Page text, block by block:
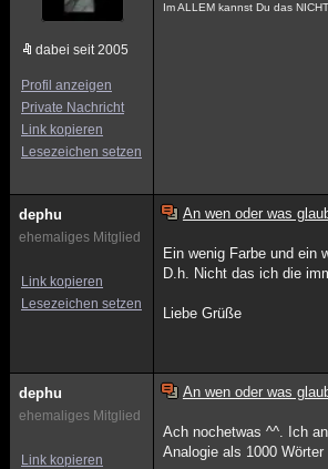
dabei seit 2005
Profil anzeigen
Private Nachricht
Link kopieren
Lesezeichen setzen
Im ALLEM kannst Du das
dephu
ehemaliges Mitglied
Link kopieren
Lesezeichen setzen
An wen oder was
Ein wenig Farbe und ein
D.h. Nicht das ich die
Liebe Grüße
dephu
ehemaliges Mitglied
Link kopieren
An wen oder was
Ach nochetwas ^^. Ich
Analogie als 1000 Wörter